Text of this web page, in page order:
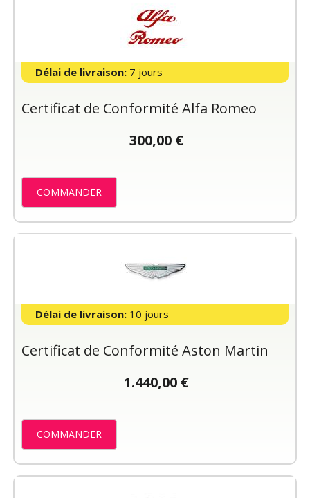
Délai de livraison: 7 jours
Certificat de Conformité Alfa Romeo
300,00 €
COMMANDER
Délai de livraison: 10 jours
Certificat de Conformité Aston Martin
1.440,00 €
COMMANDER